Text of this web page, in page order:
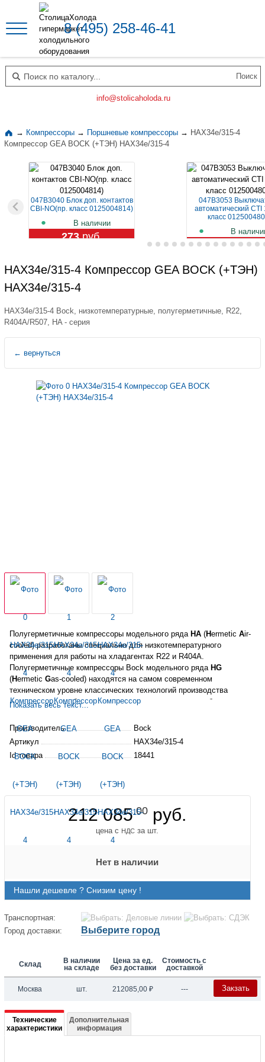
8 (495) 258-46-41
Поиск по каталогу
info@stolicaholoda.ru
→ Компрессоры → Поршневые компрессоры → HAX34e/315-4
Компрессор GEA BOCK (+ТЭН) HAX34e/315-4
047B3040 Блок доп. контактов
CBI-NO(пр. класс 0125004814)
В наличии
273руб.
047B3053
автоматический CTI
класс
В
1 129 руб.
HAX34e/315-4 Компрессор GEA BOCK (+ТЭН)
HAX34e/315-4
HAX34e/315-4 Bock, низкотемпературные, полугерметичные, R22,
R404A/R507, HA - серия
← вернуться
Полугерметичные компрессоры модельного ряда HA(Hermetic Air-
cooled) разработаны специально для низкотемпературного
применения для работы на хладагентах R22 и R404A.
Полугерметичные компрессоры Bock модельного ряда HG
(Hermetic Gas-cooled) находятся на самом современном
техническом уровне классических технологий производства
компрессоров, работающих по принципу охлаждения обмоток
Показать весь текст...
Производитель
Bock
Артикул
HAX34e/315-4
Id товара
18441
212 085.00 руб.
цена с НДС за шт.
Нет в наличии
Нашли дешевле ? Снизим цену !
Транспортная:
Город доставки:
Выберите город
Склад
В наличии
на складе
Цена за ед.
без доставки
Стоимость с
доставкой
Москва шт. 212085,00 ₽ --- Закзать
Подробная
информация
Технические
характеристики
Дополнительная
информация